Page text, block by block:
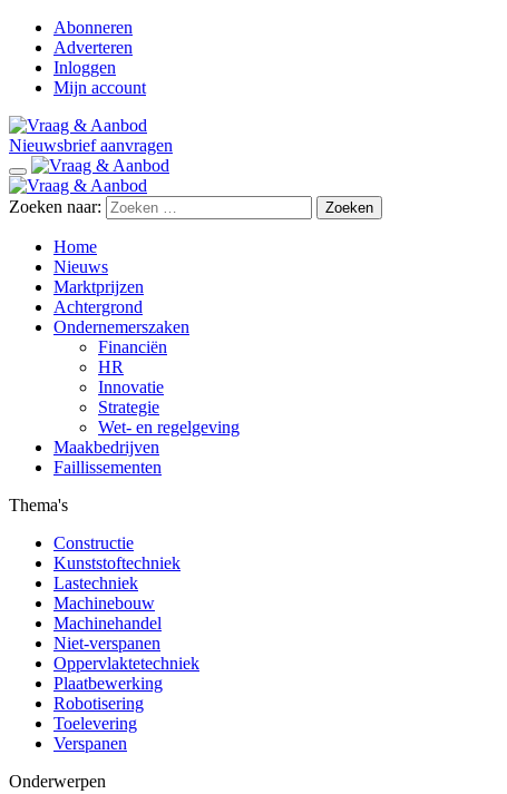
Abonneren
Adverteren
Inloggen
Mijn account
Nieuwsbrief aanvragen
Zoeken naar:
Home
Nieuws
Marktprijzen
Achtergrond
Ondernemerszaken
Financiën
HR
Innovatie
Strategie
Wet- en regelgeving
Maakbedrijven
Faillissementen
Thema's
Constructie
Kunststoftechniek
Lastechniek
Machinebouw
Machinehandel
Niet-verspanen
Oppervlaktetechniek
Plaatbewerking
Robotisering
Toelevering
Verspanen
Onderwerpen